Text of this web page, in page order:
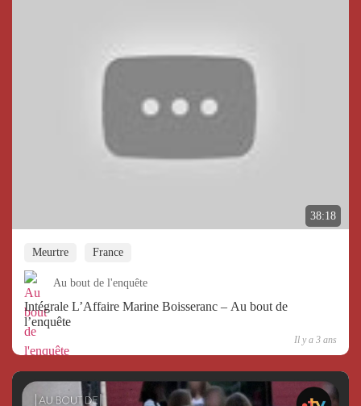
38:18
Meurtre France
Au bout de l'enquête
Intégrale L’Affaire Marine Boisseranc – Au bout de
l’enquête
Il y a 3 ans